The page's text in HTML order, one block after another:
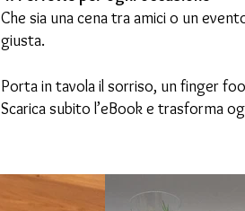
Che sia una cena tra amici o un
giusta.
Porta in tavola il sorriso, un finger
Scarica subito l’eBook e trasforma